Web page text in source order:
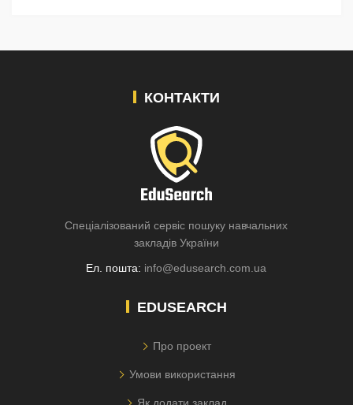
КОНТАКТИ
Спеціалізований сервіс пошуку навчальних
закладів України
Ел. пошта: info@edusearch.com.ua
EDUSEARCH
Про проект
Умови використання
Як додати заклад